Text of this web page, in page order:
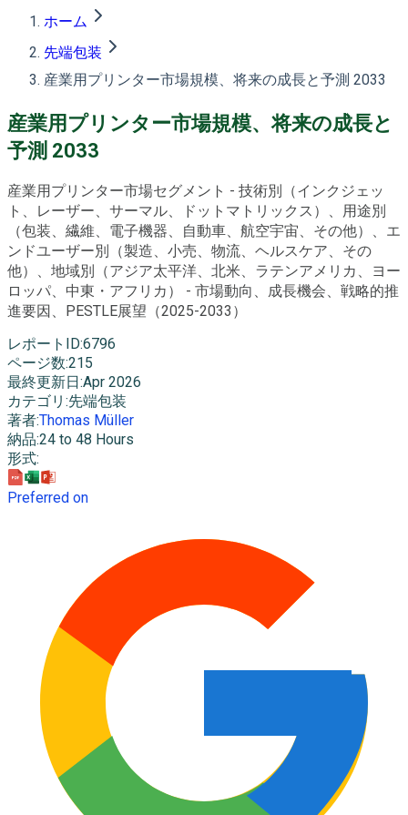
ホーム
先端包装
産業用プリンター市場規模、将来の成長と予測 2033
産業用プリンター市場規模、将来の成長と
予測 2033
産業用プリンター市場セグメント - 技術別（インクジェッ
ト、レーザー、サーマル、ドットマトリックス）、用途別
（包装、繊維、電子機器、自動車、航空宇宙、その他）、エ
ンドユーザー別（製造、小売、物流、ヘルスケア、その
他）、地域別（アジア太平洋、北米、ラテンアメリカ、ヨー
ロッパ、中東・アフリカ） - 市場動向、成長機会、戦略的推
進要因、PESTLE展望（2025-2033）
レポートID:6796
ページ数:215
最終更新日 :Apr 2026
カテゴリ :先端包装
著者:Thomas Müller
納品:24 to 48 Hours
形式:
Preferred on